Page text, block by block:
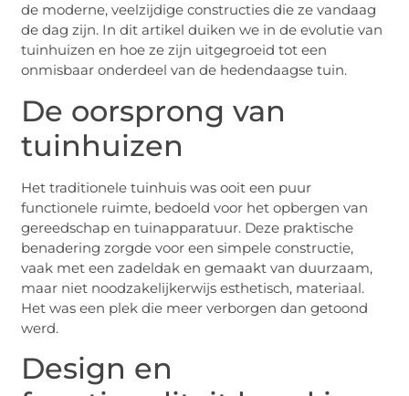
de moderne, veelzijdige constructies die ze vandaag
de dag zijn. In dit artikel duiken we in de evolutie van
tuinhuizen en hoe ze zijn uitgegroeid tot een
onmisbaar onderdeel van de hedendaagse tuin.
De oorsprong van
tuinhuizen
Het traditionele tuinhuis was ooit een puur
functionele ruimte, bedoeld voor het opbergen van
gereedschap en tuinapparatuur. Deze praktische
benadering zorgde voor een simpele constructie,
vaak met een zadeldak en gemaakt van duurzaam,
maar niet noodzakelijkerwijs esthetisch, materiaal.
Het was een plek die meer verborgen dan getoond
werd.
Design en